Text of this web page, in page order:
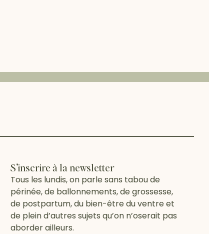
S’inscrire à la newsletter
Tous les lundis, on parle sans tabou de
périnée, de ballonnements, de grossesse,
de postpartum, du bien-être du ventre et
de plein d’autres sujets qu’on n’oserait pas
aborder ailleurs.